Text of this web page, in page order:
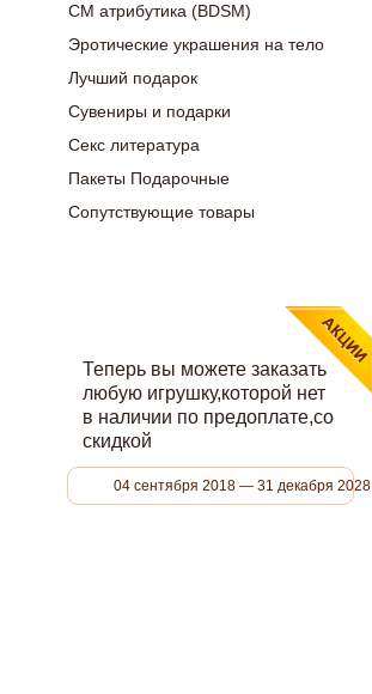
СМ атрибутика (BDSM)
Эротические украшения на тело
Лучший подарок
Сувениры и подарки
Секс литература
Пакеты Подарочные
Сопутствующие товары
Теперь вы можете заказать
любую игрушку,которой нет
в наличии по предоплате,со
скидкой
04 сентября 2018 — 31 декабря 2028